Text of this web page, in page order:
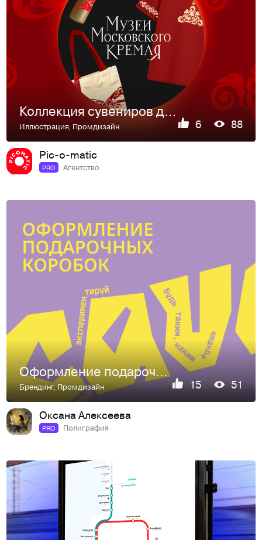
Коллекция сувениров для Музеев Московского Кремля «Потомки …
Иллюстрация, Промдизайн 6 88
Pic-o-matic
PRO Агентство
Оформление подарочных коробок для шоколада и кофе
Брендинг,Промдизайн 15 51
Оксана Алексеева
PRO Полиграфия